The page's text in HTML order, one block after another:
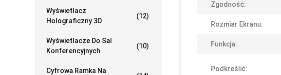
Wyświetlacz
Holograficzny 3D
(12)
Wyświetlacze Do Sal
Konferencyjnych
(10)
Cyfrowa Ramka Na
Zgodność:
Rozmiar Ekranu:
Funkcja:
Podkreślić: